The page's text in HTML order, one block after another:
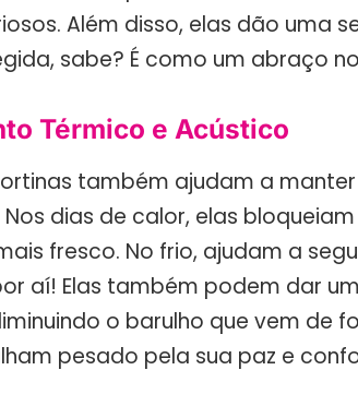
Além disso, elas dão uma
sabe? É como um abraço
Térmico e Acústico
também ajudam a
dias de calor, elas
fresco. No frio, ajudam a
aí! Elas também podem dar
o barulho que vem de
pesado pela sua paz e